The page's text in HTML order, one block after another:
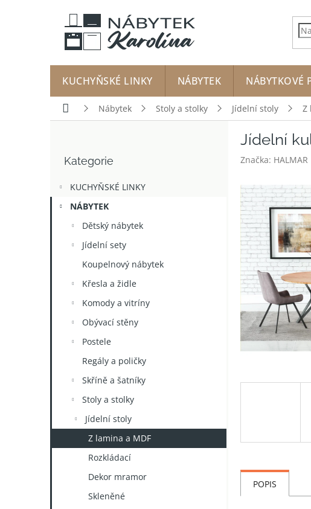
KUCHYŇSKÉ LINKY NÁBYTEK NÁBYTKOVÉ
Domů Nábytek Stoly a stolky Jídelní stoly Z
a
kategorie
Kategorie
KUCHYŇSKÉ LINKY
NÁBYTEK
Dětský nábytek
Jídelní sety
Koupelnový nábytek
Křesla a židle
Komody a vitríny
Obývací stěny
Postele
Regály a poličky
Skříně a šatníky
Stoly a stolky
Jídelní stoly
Z lamina a MDF
Rozkládací
Dekor mramor
Skleněné
Jídelní
Značka: HALMAR
POPIS